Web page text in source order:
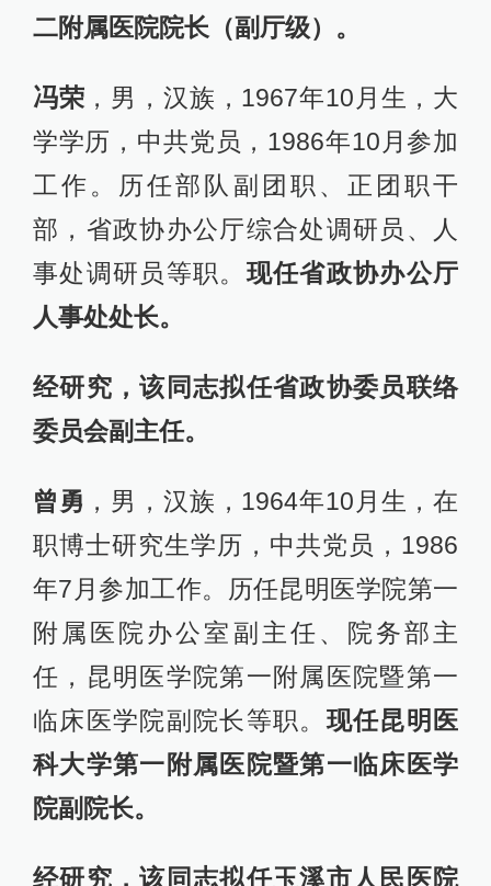
二附属医院院长（副厅级）。
冯荣 ，男，汉族，1967年10月生，大
学学历，中共党员，1986年10月参加
工作。历任部队副团职、正团职干
部，省政协办公厅综合处调研员、人
事处调研员等职。现任省政协办公厅
人事处处长。
经研究，该同志拟任省政协委员联络
委员会副主任。
曾勇 ，男，汉族，1964年10月生，在
职博士研究生学历，中共党员，1986
年7月参加工作。历任昆明医学院第一
附属医院办公室副主任、院务部主
任，昆明医学院第一附属医院暨第一
临床医学院副院长等职。现任昆明医
科大学第一附属医院暨第一临床医学
院副院长。
经研究，该同志拟任玉溪市人民医院